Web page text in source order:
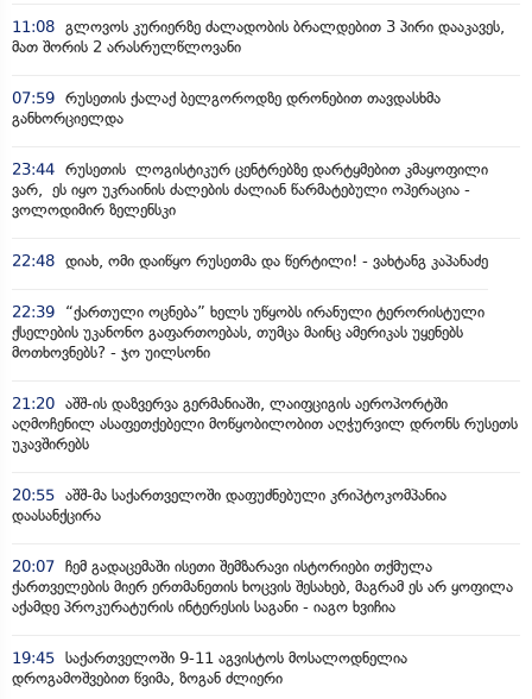
11:08 გლოვოს კურიერზე ძალადობის ბრალდებით 3 პირი დააკავეს,
მათ შორის 2 არასრულწლოვანი
07:59 რუსეთის ქალაქ ბელგოროდზე დრონებით თავდასხმა
განხორციელდა
23:44 რუსეთის ლოგისტიკურ ცენტრებზე დარტყმებით კმაყოფილი
ვარ, ეს იყო უკრაინის ძალების ძალიან წარმატებული ოპერაცია -
ვოლოდიმირ ზელენსკი
22:48 დიახ, ომი დაიწყო რუსეთმა და წერტილი! - ვახტანგ კაპანაძე
22:39
“ქართული ოცნება” ხელს უწყობს ირანული ტერორისტული
ქსელების უკანონო გაფართოებას, თუმცა მაინც ამერიკას უყენებს
მოთხოვნებს? - ჯო უილსონი
21:20 აშშ-ის დაზვერვა გერმანიაში, ლაიფციგის აეროპორტში
აღმოჩენილ ასაფეთქებელი მოწყობილობით აღჭურვილ დრონს რუსეთს
უკავშირებს
20:55 აშშ-მა საქართველოში დაფუძნებული კრიპტოკომპანია
დაასანქცირა
20:07 ჩემ გადაცემაში ისეთი შემზარავი ისტორიები თქმულა
ქართველების მიერ ერთმანეთის ხოცვის შესახებ, მაგრამ ეს არ ყოფილა
აქამდე პროკურატურის ინტერესის საგანი - იაგო ხვიჩია
19:45 საქართველოში 9-11 აგვისტოს მოსალოდნელია
დროგამოშვებით წვიმა, ზოგან ძლიერი